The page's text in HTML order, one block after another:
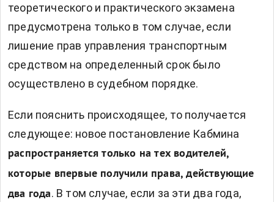
теоретического и практического экзамена
предусмотрена только в том случае, если
лишение прав управления транспортным
средством на определенный срок было
осуществлено в судебном порядке.
Если пояснить происходящее, то получается
следующее: новое постановление Кабмина
распространяется только на тех водителей,
которые впервые получили права, действующие
два года. В том случае, если за эти два года,